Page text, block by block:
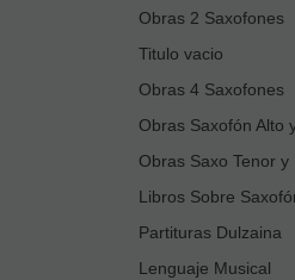
Obras 2 Saxofones
Titulo vacio
Obras 4 Saxofones
Obras Saxofón Alto
Obras Saxo Tenor y
Libros Sobre
Partituras Dulzaina
Lenguaje Musical